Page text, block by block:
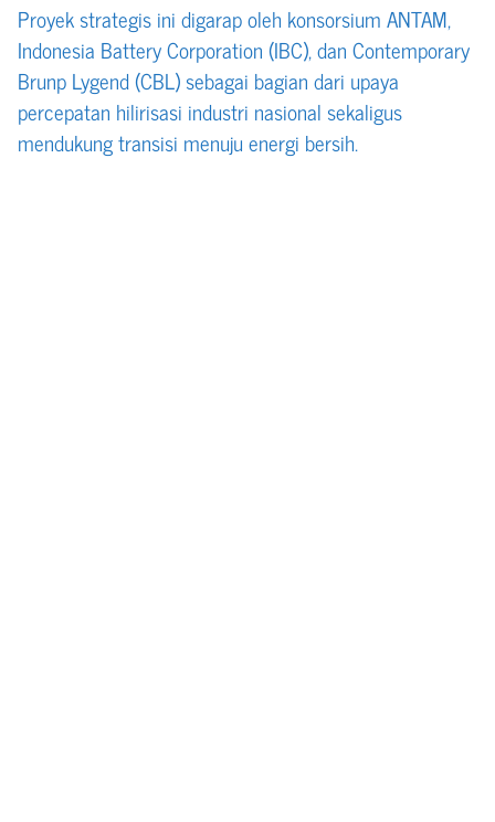
Proyek strategis ini digarap oleh konsorsium ANTAM,
Indonesia Battery Corporation (IBC), dan Contemporary
Brunp Lygend (CBL) sebagai bagian dari upaya
percepatan hilirisasi industri nasional sekaligus
mendukung transisi menuju energi bersih.